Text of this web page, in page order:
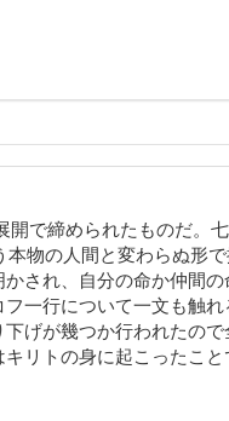
で締められたものだ。七
物の人間と変わらぬ形
され、自分の命か仲間の
一行について一文も触れ
げが幾つか行われたので
キリトの身に起こったこ